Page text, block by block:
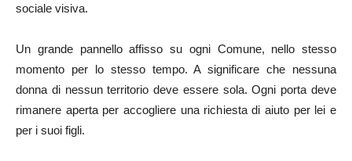
sociale visiva.
Un grande pannello affisso su ogni Comune, nello stesso
momento per lo stesso tempo. A significare che nessuna
donna di nessun territorio deve essere sola. Ogni porta deve
rimanere aperta per accogliere una richiesta di aiuto per lei e
per i suoi figli.